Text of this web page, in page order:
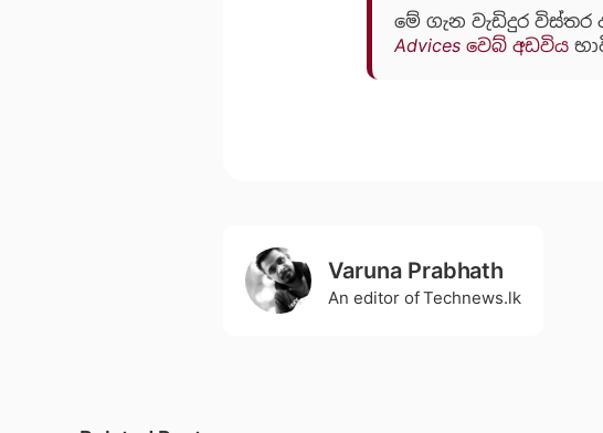
මේ ගැන වැඩිදුර විස්තර
Advices වෙබ් අඩවිය
Varuna Prabhath
An editor of Technews.lk